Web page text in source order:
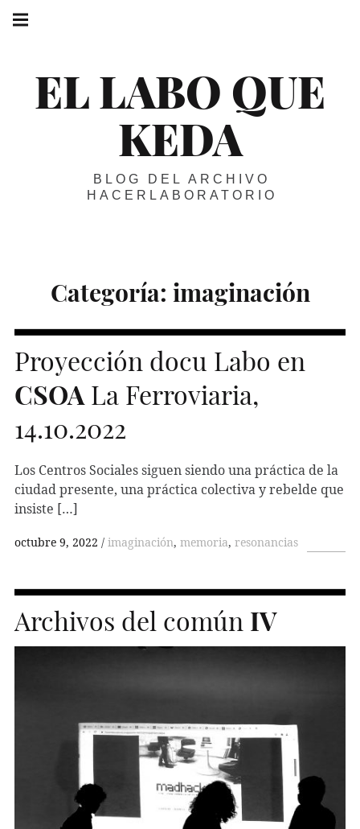
Skip
EL LABO QUE
KEDA
BLOG DEL ARCHIVO
HACERLABORATORIO
navigation
Categoría: imaginación
Proyección docu Labo en
CSOA La Ferroviaria,
14.10.2022
Los Centros Sociales siguen siendo una práctica de la
ciudad presente, una práctica colectiva y rebelde que
insiste […]
octubre 9, 2022 imaginación, memoria, resonancias
Archivos del común IV